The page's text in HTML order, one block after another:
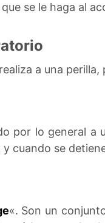
se le haga al
a una
por lo general a
cuando se
«. Son un